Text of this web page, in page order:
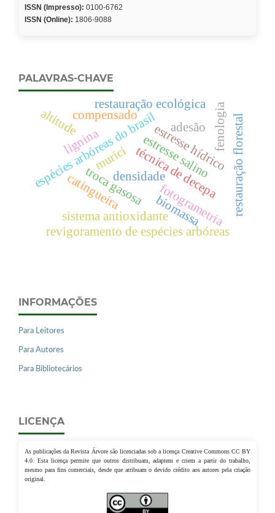
ISSN (Impresso): 0100-6762
ISSN (Online): 1806-9088
PALAVRAS-CHAVE
biomassa
densidade
sistema antioxidante
troca gasosa
espécies arbóreas do brasiltécnica de decepa
revigoramento de espécies arbóreas
lignina estresse salino
catingueira
estresse hídrico
altitude
fotogrametria restauração florestal
restauração ecológica fenologia
murici
adesão
compensado
INFORMAÇÕES
Para Leitores
Para Autores
Para Bibliotecários
LICENÇA
As publicações da Revista Árvore são licenciadas sob a licença Creative Commons CC BY
4.0. Esta licença permite que outros distribuam, adaptem e criem a partir do trabalho,
mesmo para fins comerciais, desde que atribuam o devido crédito aos autores pela criação
original.